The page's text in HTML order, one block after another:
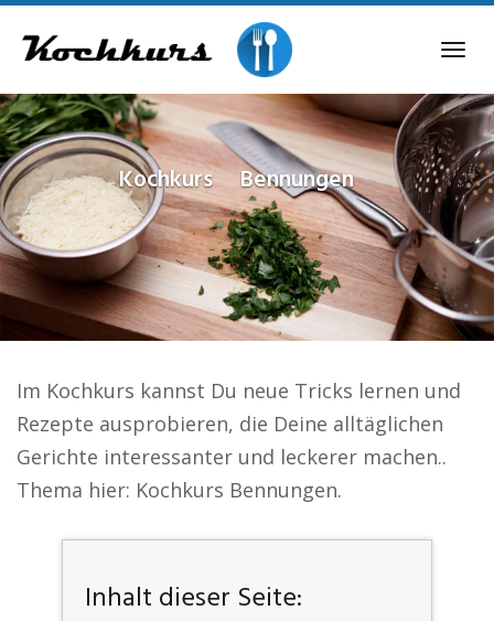
content
Kochkurs Bennungen
Im Kochkurs kannst Du neue Tricks lernen und
Rezepte ausprobieren, die Deine alltäglichen
Gerichte interessanter und leckerer machen..
Thema hier: Kochkurs Bennungen.
Inhalt dieser Seite: